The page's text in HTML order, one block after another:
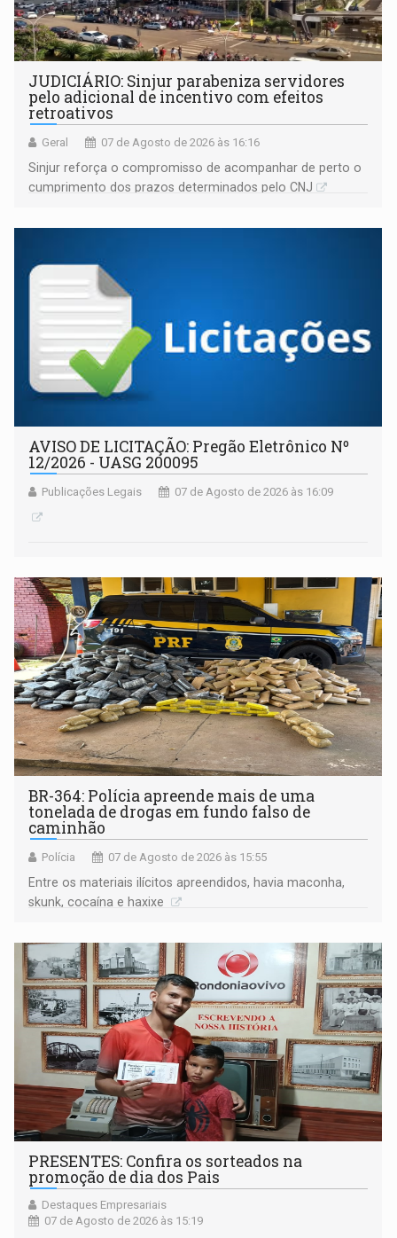
JUDICIÁRIO: Sinjur parabeniza servidores
pelo adicional de incentivo com efeitos
retroativos
Geral 07 de Agosto de 2026 às 16:16
Sinjur reforça o compromisso de acompanhar de perto o
cumprimento dos prazos determinados pelo CNJ
AVISO DE LICITAÇÃO: Pregão Eletrônico Nº
12/2026 - UASG 200095
Publicações Legais 07 de Agosto de 2026 às 16:09
BR-364: Polícia apreende mais de uma
tonelada de drogas em fundo falso de
caminhão
Polícia 07 de Agosto de 2026 às 15:55
Entre os materiais ilícitos apreendidos, havia maconha,
skunk, cocaína e haxixe
PRESENTES: Confira os sorteados na
promoção de dia dos Pais
Destaques Empresariais
07 de Agosto de 2026 às 15:19